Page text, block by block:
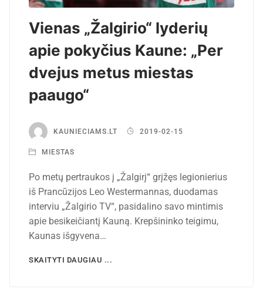
Vienas „Žalgirio“ lyderių
apie pokyčius Kaune: „Per
dvejus metus miestas
paaugo“
KAUNIECIAMS.LT 2019-02-15
MIESTAS
Po metų pertraukos į „Žalgirį“ grįžęs legionierius
iš Prancūzijos Leo Westermannas, duodamas
interviu „Žalgirio TV“, pasidalino savo mintimis
apie besikeičiantį Kauną. Krepšininko teigimu,
Kaunas išgyvena…
SKAITYTI DAUGIAU ...